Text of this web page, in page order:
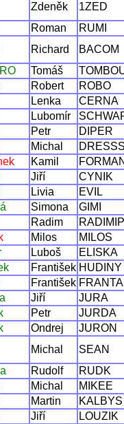
Zdeněk
1ZED
Roman
RUMI
Richard
BACOM
Tomáš
Robert
ROBO
Lenka
CERNA
Lubomír
Petr
DIPER
Michal
Kamil
Jiří
CYNIK
Livia
EVIL
Simona
GIMI
Radim
Milos
MILOS
Luboš
ELISKA
František HUDINY
František FRANTA
Jiří
JURA
Petr
JURDA
Ondrej
JURON
Michal
SEAN
Rudolf
RUDK
Michal
MIKEE
Martin
KALBYS
Jiří
LOUZIK